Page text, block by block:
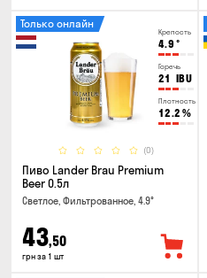
Крепость
4.9 °
Горечь
21 IBU
Плотность
12.2 %
(0)
Только онлайн
Пиво Lander Brau Premium
Beer 0.5л
Светлое, Фильтрованное, 4.9°
43,50
грн за 1 шт